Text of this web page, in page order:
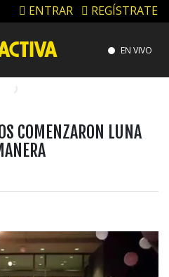
ENTRAR REGÍSTRATE
EN VIVO
COMENZARON LUNA